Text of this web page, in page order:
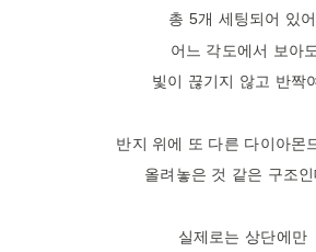
총 5개 세팅되어 있어
어느 각도에서 보아도
빛이 끊기지 않고 반짝
반지 위에 또 다른 다이아몬
올려놓은 것 같은 구조
실제로는 상단에만